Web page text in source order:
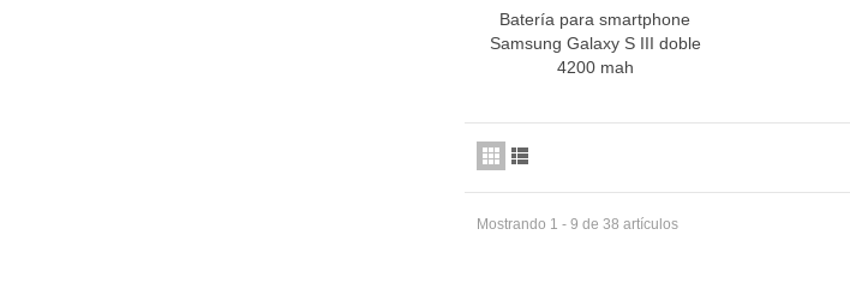
Vista rápida
Batería para smartphone
Samsung Galaxy S III doble
4200 mah
Mostrando 1 - 9 de 38 artículos